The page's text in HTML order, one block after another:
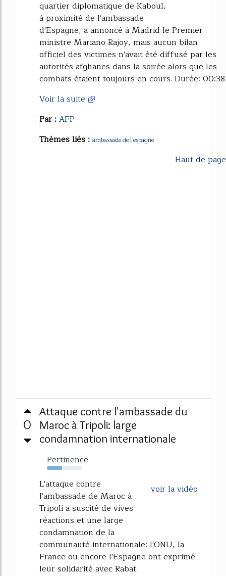
quartier diplomatique de Kaboul,
à proximité de l'ambassade
d'Espagne, a annoncé à Madrid le Premier
ministre Mariano Rajoy, mais aucun bilan
officiel des victimes n'avait été diffusé par les
autorités afghanes dans la soirée alors que les
combats étaient toujours en cours. Durée: 00:38
Voir la suite
Par :AFP
Thèmes liés : ambassade de l espagne
Haut de page
0
Attaque contre l'ambassade du
Maroc à Tripoli: large
condamnation internationale
Pertinence
43%
voir la vidéo
L'attaque contre
l'ambassade de Maroc à
Tripoli a suscité de vives
réactions et une large
condamnation de la
communauté internationale: l'ONU, la
France ou encore l'Espagne ont exprimé
leur solidarité avec Rabat.